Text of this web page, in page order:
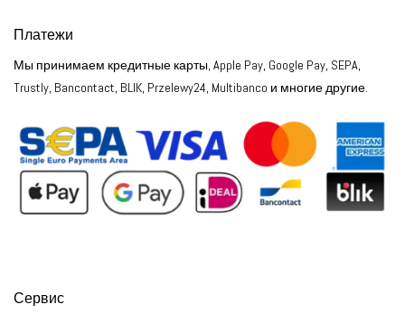
Сервис
Платежи
Мы принимаем кредитные карты, Apple Pay, Google Pay, SEPA,
Trustly, Bancontact, BLIK, Przelewy24, Multibanco и многие другие.